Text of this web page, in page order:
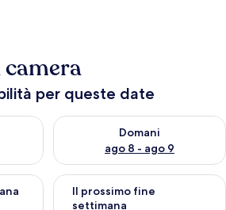
per queste date
questa sera, ago 7 - ago 8
Domani
ago 8 - ago 9
Verifica la disponibilità per
questo fine settimana, ago 7 - ago
Il prossimo fine
settimana
Verifica la disponibilità per il